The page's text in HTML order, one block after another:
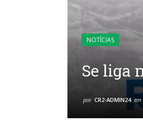
NOTÍCIAS
Se liga
por CR2-ADMIN24 em